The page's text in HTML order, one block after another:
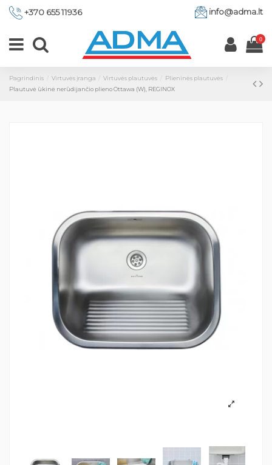
+370 655 11936 info@adma.lt
0
Pagrindinis Virtuvės įranga Virtuvės plautuvės
Plieninės plautuvės
Plautuvė ūkinė nerūdijančio plieno Ottawa (W), REGINOX